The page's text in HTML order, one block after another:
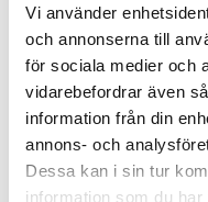
Vi använder
och annonserna till
för sociala medier och
vidarebefordrar även
information från din
annons- och
Dessa kan i sin tur
information som du
I samarbetet mellan
kommer runt två
sitt gymnasieval att
tekniklektion. Det
ungdomarna att få
kunskaper på alla